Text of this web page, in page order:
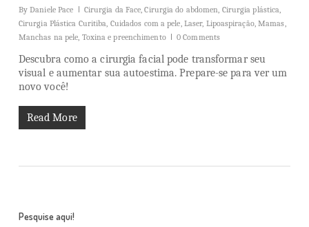
By Daniele Pace Cirurgia da Face,Cirurgia do abdomen, Cirurgia plástica,
Cirurgia Plástica Curitiba, Cuidados com a pele, Laser, Lipoaspiração,Mamas,
Manchas na pele, Toxina e preenchimento 0 Comments
Descubra como a cirurgia facial pode transformar seu
visual e aumentar sua autoestima. Prepare-se para ver um
novo você!
Read More
Pesquise aqui!